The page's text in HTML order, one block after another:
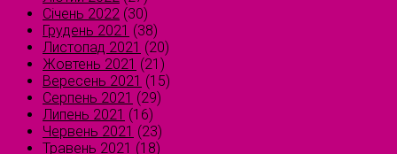
Січень 2022 (30)
Грудень 2021 (38)
Листопад 2021 (20)
Жовтень 2021 (21)
Вересень 2021 (15)
Серпень 2021 (29)
Липень 2021 (16)
Червень 2021 (23)
Травень 2021 (18)